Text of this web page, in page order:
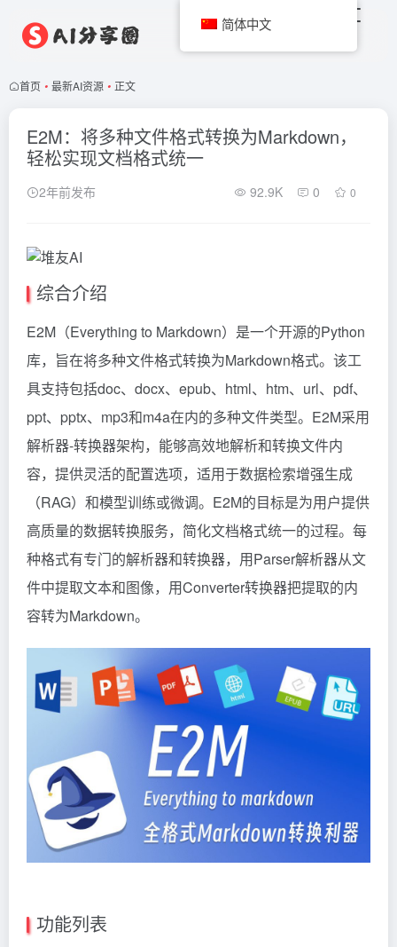
首页 • 最新AI资源 • 正文
E2M：将多种文件格式转换为Markdown，
轻松实现文档格式统一
2年前发布 92.9K 0 0
综合介绍
E2M（Everything to Markdown）是一个开源的Python
库，旨在将多种文件格式转换为Markdown格式。该工
具支持包括doc、docx、epub、html、htm、url、pdf、
ppt、pptx、mp3和m4a在内的多种文件类型。E2M采用
解析器-转换器架构，能够高效地解析和转换文件内
容，提供灵活的配置选项，适用于数据检索增强生成
（RAG）和模型训练或微调。E2M的目标是为用户提供
高质量的数据转换服务，简化文档格式统一的过程。每
种格式有专门的解析器和转换器，用Parser解析器从文
件中提取文本和图像，用Converter转换器把提取的内
容转为Markdown。
功能列表
简体中文